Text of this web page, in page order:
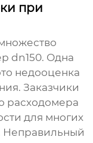
при
dn150. Одна
недооценка
Заказчики
расходомера
для многих
Неправильный